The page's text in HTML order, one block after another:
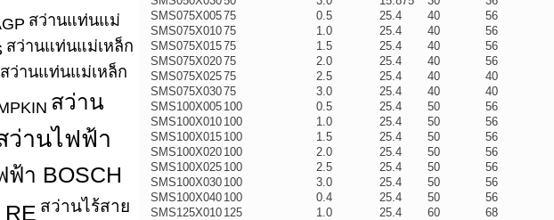
สว่านแท่นแม่
สว่านแท่นแม่เหล็ก
สว่านแท่นแม่เหล็ก
สว่าน
ว่านไฟฟ้า
ฟ้า BOSCH
RE สว่านไร้สาย
SMS075X00575 0.5 25.4 40
56
SMS075X01075 1.0 25.4 40
56
SMS075X01575 1.5 25.4 40
56
SMS075X02075 2.0 25.4 40
56
SMS075X02575 2.5 25.4 40
40
SMS075X03075 3.0 25.4 40
40
SMS100X005 100 0.5 25.4 50
56
SMS100X010 100 1.0 25.4 50
56
SMS100X015 100 1.5 25.4 50
56
SMS100X020 100 2.0 25.4 50
56
SMS100X025 100 2.5 25.4 50
56
SMS100X030 100 3.0 25.4 50
56
SMS100X040 100 0.4 25.4 50
56
SMS125X010 125 1.0 25.4 60
68